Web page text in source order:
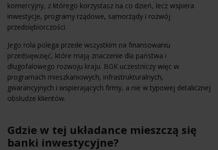
komercyjny, z którego korzystasz na co dzień, lecz wspiera
inwestycje, programy rządowe, samorządy i rozwój
przedsiębiorczości.
Jego rola polega przede wszystkim na finansowaniu
przedsięwzięć, które mają znaczenie dla państwa i
długofalowego rozwoju kraju. BGK uczestniczy więc w
programach mieszkaniowych, infrastrukturalnych,
gwarancyjnych i wspierających firmy, a nie w typowej detalicznej
obsłudze klientów.
Gdzie w tej układance mieszczą się
banki inwestycyjne?